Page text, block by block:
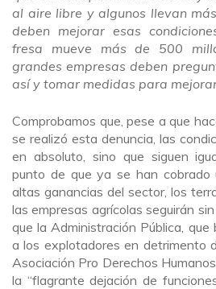
al aire libre y algunos llevan
deben mejorar esas
fresa mueve más de 500
grandes empresas deben
así y tomar medidas para
Comprobamos que, pese a que
se realizó esta denuncia, las
en absoluto, sino que siguen
punto de que ya se han cobrado
altas ganancias del sector, los
las empresas agrícolas seguirán
que la Administración Pública,
a los explotadores en detrimento
Asociación Pro Derechos
la “flagrante dejación de